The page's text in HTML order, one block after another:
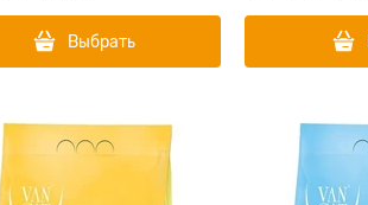
Выбрать